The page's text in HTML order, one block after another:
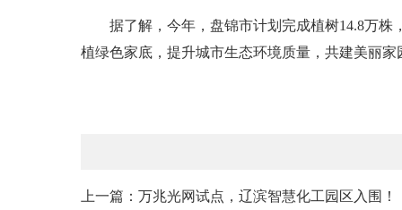
据了解，今年，盘锦市计划完成植树14.8万株
植绿色家底，提升城市生态环境质量，共建美丽家
上一篇：万兆光网试点，辽滨智慧化工园区入围！